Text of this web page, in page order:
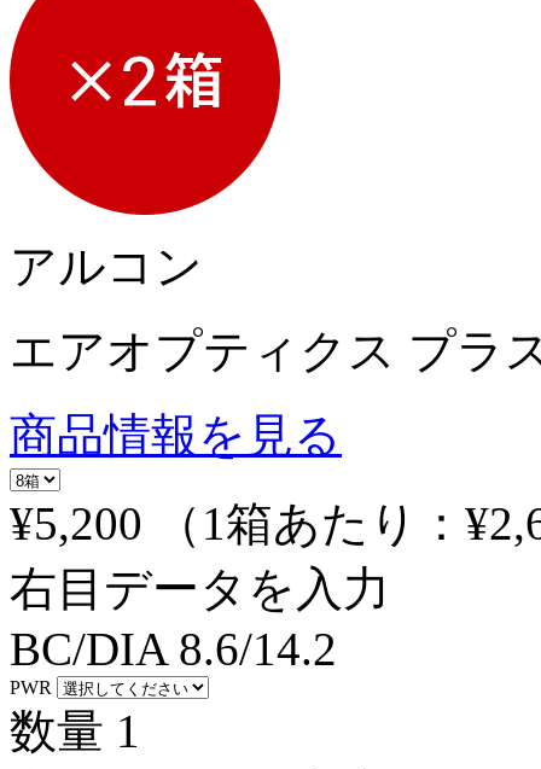
アルコン
エアオプティクス プラ
商品情報を見る
¥5,200
（1箱あたり：
右目データを入力
BC/DIA 8.6/14.2
PWR
数量 1